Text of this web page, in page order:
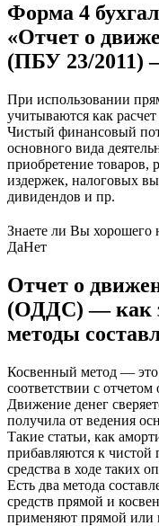
Форма 4
«Отчет о
(ПБУ 23/2011)
При использовании
учитываются как
Чистый финансовый
основного вида
приобретение товаров,
издержек, налоговых
дивидендов и пр.
Знаете ли Вы хорошего
ДаНет
Отчет о
(ОДДС) — как
методы
Косвенный метод — это
соответствии с
Движение денег
получила от ведения
Такие статьи, как
прибавляются к
средства в ходе таких
Есть два метода
средств прямой и
применяют прямой или